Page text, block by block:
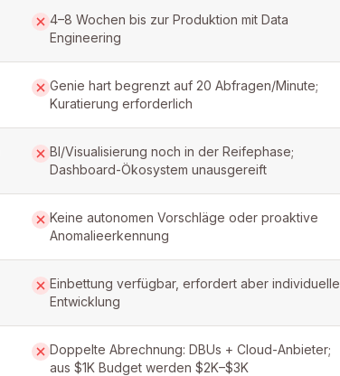
4–8 Wochen bis zur Produktion mit Data
Engineering
Genie hart begrenzt auf 20 Abfragen/Minute;
Kuratierung erforderlich
BI/Visualisierung noch in der Reifephase;
Dashboard-Ökosystem unausgereift
Keine autonomen Vorschläge oder proaktive
Anomalieerkennung
Einbettung verfügbar, erfordert aber individuelle
Entwicklung
Doppelte Abrechnung: DBUs + Cloud-Anbieter;
aus $1K Budget werden $2K–$3K